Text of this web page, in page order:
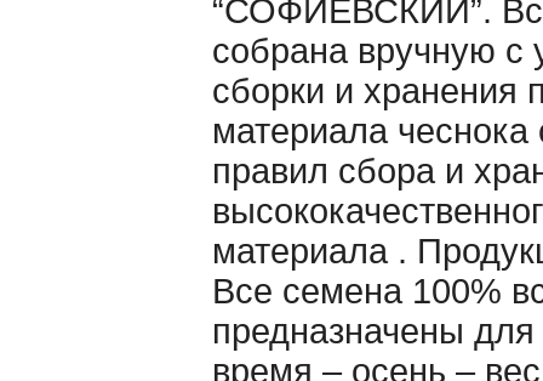
“СОФИЕВСКИЙ”.
собрана вручную c
сборки и хранения
материала
правил сбора и
материала .
Все семена 100%
предназначены
время – осень –